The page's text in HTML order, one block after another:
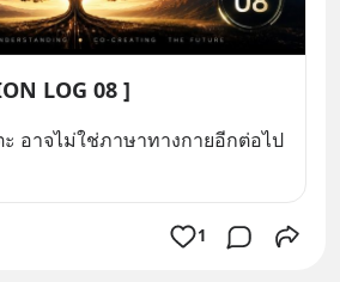
[ TRANSMISSION LOG 08 ]
อาจไม่ใช่ภาษาทางกายอีกต่อไป
1